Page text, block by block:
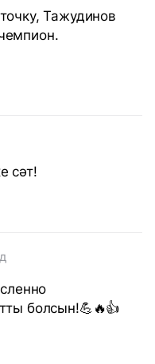
Тажудинов
сәт!
болсын!💪🔥👍